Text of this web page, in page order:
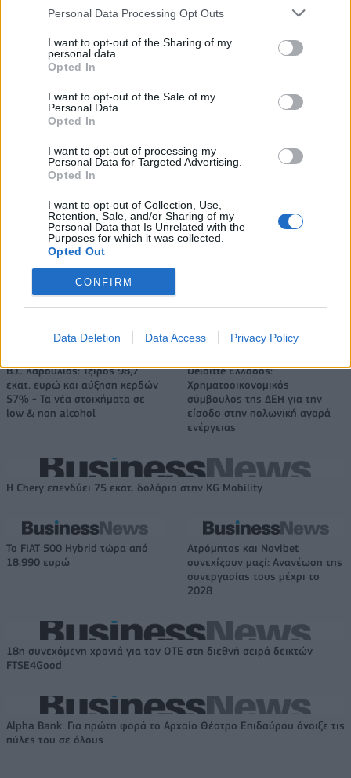
Personal Data Processing Opt Outs
I want to opt-out of the Sharing of my
personal data.
Opted In
I want to opt-out of the Sale of my
Personal Data.
Opted In
I want to opt-out of processing my
Personal Data for Targeted Advertising.
Opted In
I want to opt-out of Collection, Use,
Retention, Sale, and/or Sharing of my
Personal Data that Is Unrelated with the
Purposes for which it was collected.
Opted Out
CONFIRM
Data Deletion Data Access Privacy Policy
Η Toyota φέρνει νέα γενιά
μπαταριών για τα υβριδικά της
Σε κινεζική… πολιορκία η
Νέο Audi A2 e-tron με στόχο την κορυφή της αποδοτικότητας
στην Ισλανδία για την 5η θέση
στο Ευρωμπάσκετ (live stream)
στη νίκη της Ιντιάνα επί του
Σικάγο (vids)
Ελληνική Αναπτυξιακή Τράπεζα: Με «προίκα» 2 δισ. ευρώ ανοίγει
δρόμο για δάνεια έως 5 δισ. σε μικρομεσαίες
Β.Σ. Καρούλιας: Τζίρος 98,7
εκατ. ευρώ και αύξηση κερδών
57% - Τα νέα στοιχήματα σε
low & non alcohol
Deloitte Ελλάδος:
Χρηματοοικονομικός
σύμβουλος της ΔΕΗ για την
είσοδο στην πολωνική αγορά
ενέργειας
Η Chery επενδύει 75 εκατ. δολάρια στην KG Mobility
Το FIAT 500 Hybrid τώρα από
18.990 ευρώ
Ατρόμητος και Novibet
συνεχίζουν μαζί: Ανανέωση της
συνεργασίας τους μέχρι το
2028
18η συνεχόμενη χρονιά για τον ΟΤΕ στη διεθνή σειρά δεικτών
FTSE4Good
Alpha Bank: Για πρώτη φορά το Αρχαίο Θέατρο Επιδαύρου άνοιξε τις
πύλες του σε όλους